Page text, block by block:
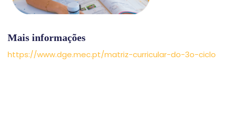
Mais informações
https://www.dge.mec.pt/matriz-curricular-do-3o-ciclo